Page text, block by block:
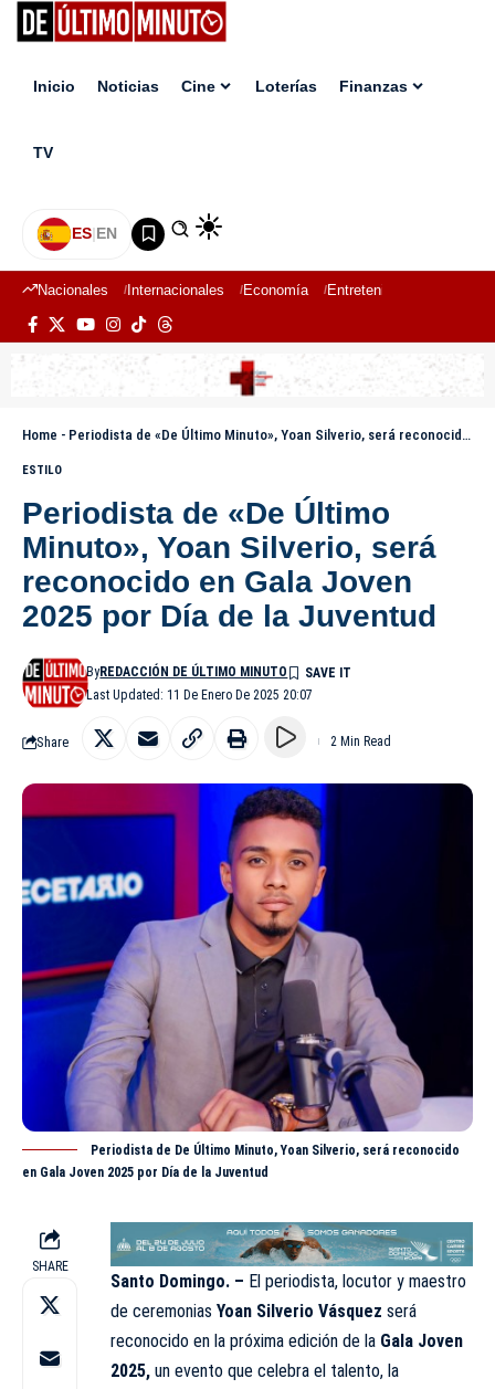
Inicio Noticias Cine Loterías Finanzas
TV
ES|EN
Nacionales Internacionales Economía Entretenimiento
Home - Periodista de «De Último Minuto», Yoan Silverio, será reconocido en Gala Joven 2025 por Día de la Juventud
ESTILO
Periodista de «De Último
Minuto», Yoan Silverio, será
reconocido en Gala Joven
2025 por Día de la Juventud
Last Updated: 11 De Enero De 2025 20:07
ByREDACCIÓN DE ÚLTIMO MINUTO
Share 2 Min Read
Periodista de De Último Minuto, Yoan Silverio, será reconocido
en Gala Joven 2025 por Día de la Juventud
SHARE
Santo Domingo. – El periodista, locutor y maestro
de ceremonias Yoan Silverio Vásquez será
reconocido en la próxima edición de la Gala Joven
2025, un evento que celebra el talento, la